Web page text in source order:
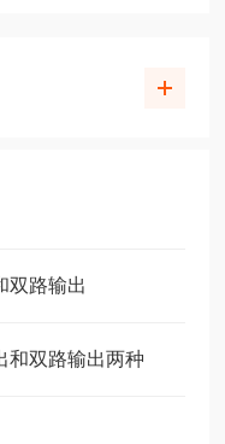
双路输出
和双路输出两种